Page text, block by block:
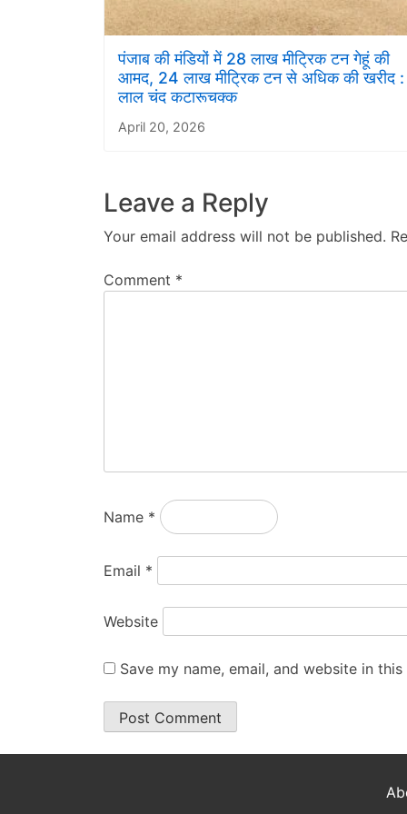
पंजाब की मंडियों में 28 लाख मीट्रिक टन गेहूं की
आमद, 24 लाख मीट्रिक टन से अधिक की खरीद :
लाल चंद कटारूचक्क
April 20, 2026
Leave a Reply
Your email address will not be published.
Comment *
Name *
Email *
Website
Save my name, email, and website in